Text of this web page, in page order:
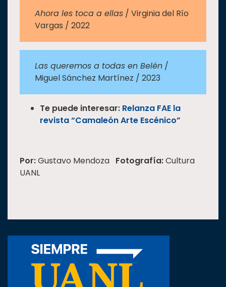
Ahora les toca a ellas / Virginia del Río
Vargas / 2022
Las queremos a todas en Belén /
Miguel Sánchez Martínez / 2023
Te puede interesar: Relanza FAE la
revista “Camaleón Arte Escénico”
Por:Gustavo Mendoza Fotografía:Cultura
UANL